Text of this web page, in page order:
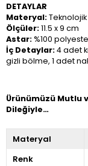
DETAYLAR
Materyal:
Ölçüler:11.5 x 9 cm
Astar:%100
İç Detaylar:4 adet
gizli bölme, 1 adet
Ürünümüzü Mutlu
Dileğiyle…
Materyal
Renk